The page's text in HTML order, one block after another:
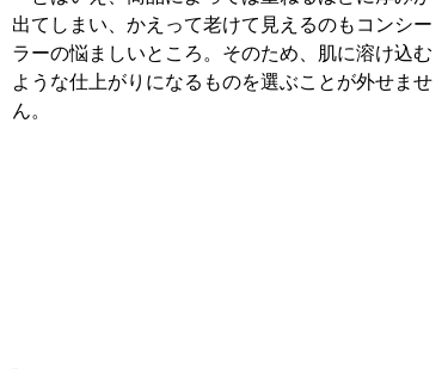
出てしまい、かえって老けて見えるのもコンシー
ラーの悩ましいところ。そのため、肌に溶け込む
ような仕上がりになるものを選ぶことが外せませ
ん。